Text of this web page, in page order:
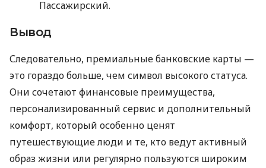
Пассажирский.
Вывод
Следовательно, премиальные банковские карты —
это гораздо больше, чем символ высокого статуса.
Они сочетают финансовые преимущества,
персонализированный сервис и дополнительный
комфорт, который особенно ценят
путешествующие люди и те, кто ведут активный
образ жизни или регулярно пользуются широким